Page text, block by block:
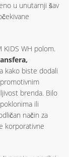
u unutarnji šav
KIDS WH polom.
kako biste dodali
brenda. Bilo
ili
način za
korporativne